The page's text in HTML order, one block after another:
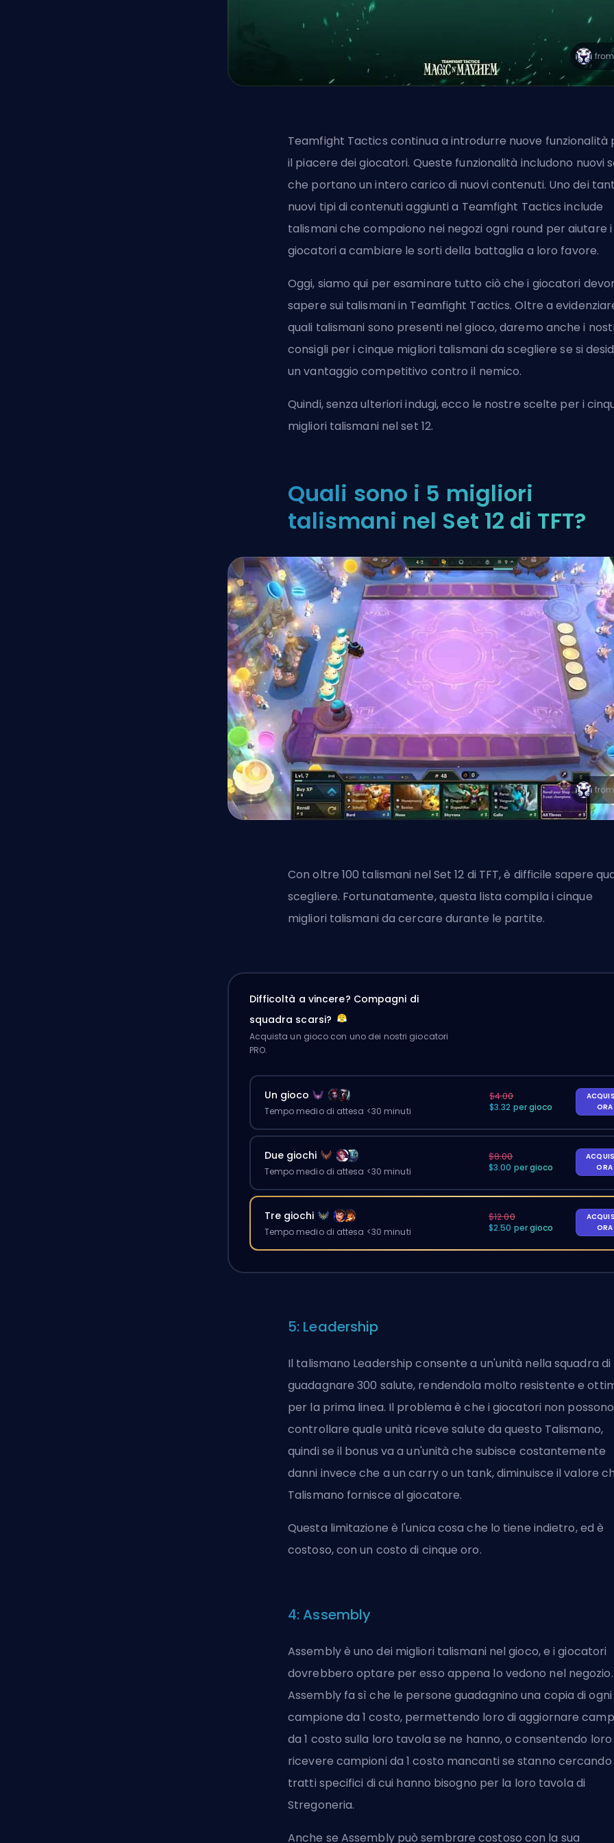
Teamfight Tactics continua a introdurre nuove funzionalità
il piacere dei giocatori. Queste funzionalità includono nuovi
che portano un intero carico di nuovi contenuti. Uno dei
nuovi tipi di contenuti aggiunti a Teamfight Tactics include
talismani che compaiono nei negozi ogni round per aiutare i
giocatori a cambiare le sorti della battaglia a loro favore.
Oggi, siamo qui per esaminare tutto ciò che i giocatori
sapere sui talismani in Teamfight Tactics. Oltre a
quali talismani sono presenti nel gioco, daremo anche i
consigli per i cinque migliori talismani da scegliere se si
un vantaggio competitivo contro il nemico.
Quindi, senza ulteriori indugi, ecco le nostre scelte per i
migliori talismani nel set 12.
Quali sono i 5 migliori
talismani nel Set 12 di TFT?
Con oltre 100 talismani nel Set 12 di TFT, è difficile sapere
scegliere. Fortunatamente, questa lista compila i cinque
migliori talismani da cercare durante le partite.
Difficoltà a vincere? Compagni di
squadra scarsi?
Acquista un gioco con uno dei nostri giocatori
PRO.
Un gioco
Tempo medio di attesa <30 minuti
$4.00
$3.32 per gioco
ORA
Due giochi
Tempo medio di attesa <30 minuti
$8.00
$3.00 per gioco
ORA
Tre giochi
Tempo medio di attesa <30 minuti
$12.00
$2.50 per gioco
ORA
5: Leadership
Il talismano Leadership consente a un'unità nella squadra di
guadagnare 300 salute, rendendola molto resistente e
per la prima linea. Il problema è che i giocatori non possono
controllare quale unità riceve salute da questo Talismano,
quindi se il bonus va a un'unità che subisce costantemente
danni invece che a un carry o un tank, diminuisce il valore
Talismano fornisce al giocatore.
Questa limitazione è l'unica cosa che lo tiene indietro, ed è
costoso, con un costo di cinque oro.
4: Assembly
Assembly è uno dei migliori talismani nel gioco, e i giocatori
dovrebbero optare per esso appena lo vedono nel negozio.
Assembly fa sì che le persone guadagnino una copia di ogni
campione da 1 costo, permettendo loro di aggiornare
da 1 costo sulla loro tavola se ne hanno, o consentendo loro
ricevere campioni da 1 costo mancanti se stanno cercando
tratti specifici di cui hanno bisogno per la loro tavola di
Stregoneria.
Anche se Assembly può sembrare costoso con la sua